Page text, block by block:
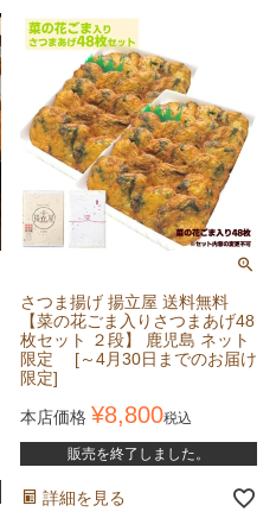
さつま揚げ 揚立屋 送料無料
【菜の花ごま入りさつまあげ48
枚セット ２段】 鹿児島 ネット
限定 [～4月30日までのお届け
限定]
本店価格 ¥8,800税込
販売を終了しました。
詳細を見る